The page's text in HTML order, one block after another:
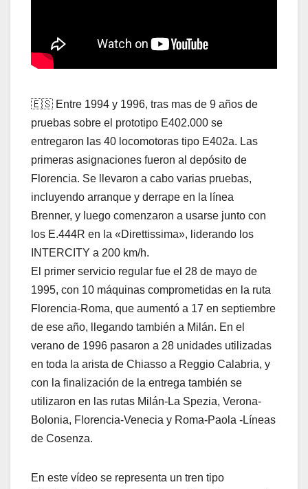
🇪🇸 Entre 1994 y 1996, tras mas de 9 años de
pruebas sobre el prototipo E402.000 se
entregaron las 40 locomotoras tipo E402a. Las
primeras asignaciones fueron al depósito de
Florencia. Se llevaron a cabo varias pruebas,
incluyendo arranque y derrape en la línea
Brenner, y luego comenzaron a usarse junto con
los E.444R en la «Direttissima», liderando los
INTERCITY a 200 km/h.
El primer servicio regular fue el 28 de mayo de
1995, con 10 máquinas comprometidas en la ruta
Florencia-Roma, que aumentó a 17 en septiembre
de ese año, llegando también a Milán. En el
verano de 1996 pasaron a 28 unidades utilizadas
en toda la arista de Chiasso a Reggio Calabria, y
con la finalización de la entrega también se
utilizaron en las rutas Milán-La Spezia, Verona-
Bolonia, Florencia-Venecia y Roma-Paola -Líneas
de Cosenza.
En este vídeo se representa un tren tipo